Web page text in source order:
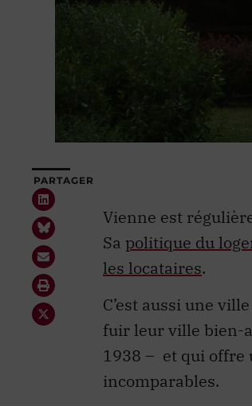
PARTAGER
Vienne est
Sa politique du
les locataires.
C’est aussi une
fuir leur ville bien-
1938 – et qui offre
incomparables.